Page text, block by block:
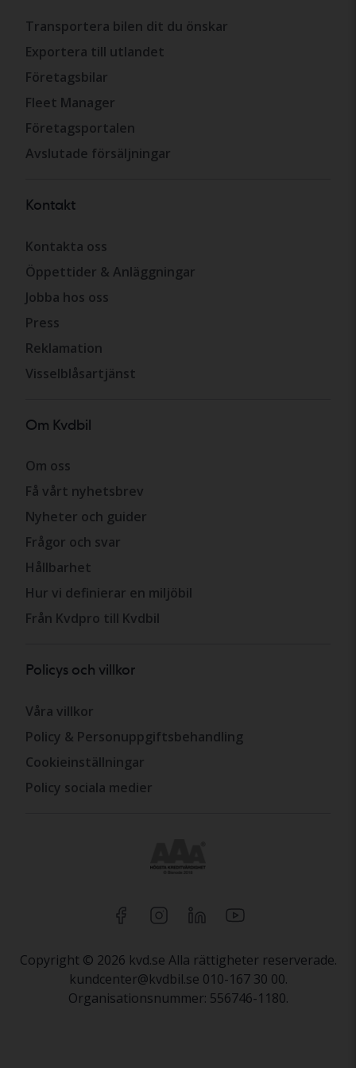
Transportera bilen dit du önskar
Exportera till utlandet
Företagsbilar
Fleet Manager
Företagsportalen
Avslutade försäljningar
Kontakt
Kontakta oss
Öppettider & Anläggningar
Jobba hos oss
Press
Reklamation
Visselblåsartjänst
Om Kvdbil
Om oss
Få vårt nyhetsbrev
Nyheter och guider
Frågor och svar
Hållbarhet
Hur vi definierar en miljöbil
Från Kvdpro till Kvdbil
Policys och villkor
Våra villkor
Policy & Personuppgiftsbehandling
Cookieinställningar
Policy sociala medier
Copyright © 2026 kvd.se Alla rättigheter reserverade.
kundcenter@kvdbil.se 010-167 30 00.
Organisationsnummer: 556746-1180.